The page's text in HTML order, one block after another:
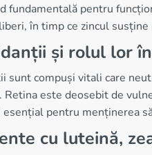
fundamentală pentru
în timp ce zincul
și rolul lor
sunt compuși vitali care
Retina este deosebit de
pentru menținerea
cu luteină,